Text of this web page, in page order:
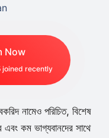
Now
joined recently
নামেও পরিচিত, বিশেষ
এবং কম ভাগ্যবানদের সাথে